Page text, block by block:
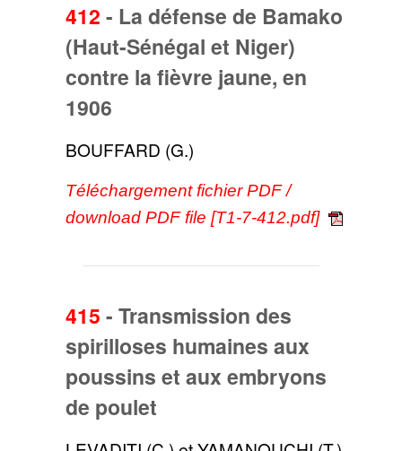
412 - La défense de Bamako
(Haut-Sénégal et Niger)
contre la fièvre jaune, en
1906
BOUFFARD (G.)
Téléchargement fichier PDF /
download PDF file [T1-7-412.pdf]
415 -Transmission des
spirilloses humaines aux
poussins et aux embryons
de poulet